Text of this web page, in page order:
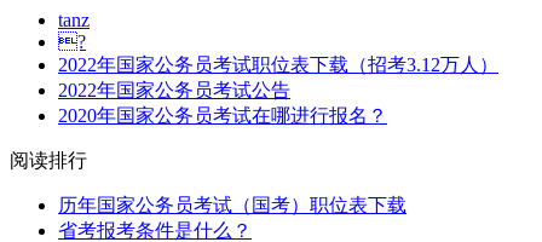
tanz
?
2022年国家公务员考试职位表下载（招考3.12万人）
2022年国家公务员考试公告
2020年国家公务员考试在哪进行报名？
阅读排行
历年国家公务员考试（国考）职位表下载
省考报考条件是什么？